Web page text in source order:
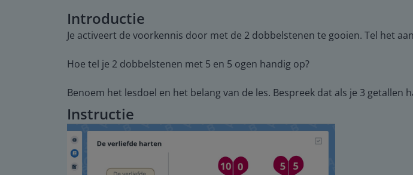
Introductie
Je activeert de voorkennis door met de 2 dobbelstenen te gooien. Tel het
Hoe tel je 2 dobbelstenen met 5 en 5 ogen handig op?
Benoem het lesdoel en het belang van de les. Bespreek dat als je 3
Instructie